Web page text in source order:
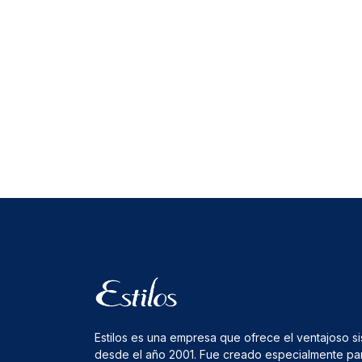
Estilos es una empresa que ofrece el ventajoso
desde el año 2001. Fue creado especialmente